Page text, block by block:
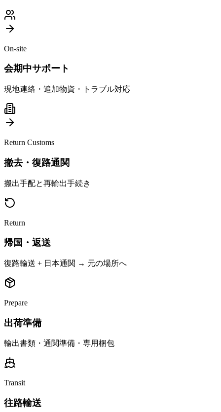
On-site
会期中サポート
現地連絡・追加物資・トラブル対応
Return Customs
撤去・復路通関
搬出手配と再輸出手続き
Return
帰国・返送
復路輸送 + 日本通関 → 元の場所へ
Prepare
出荷準備
輸出書類・通関準備・専用梱包
Transit
往路輸送